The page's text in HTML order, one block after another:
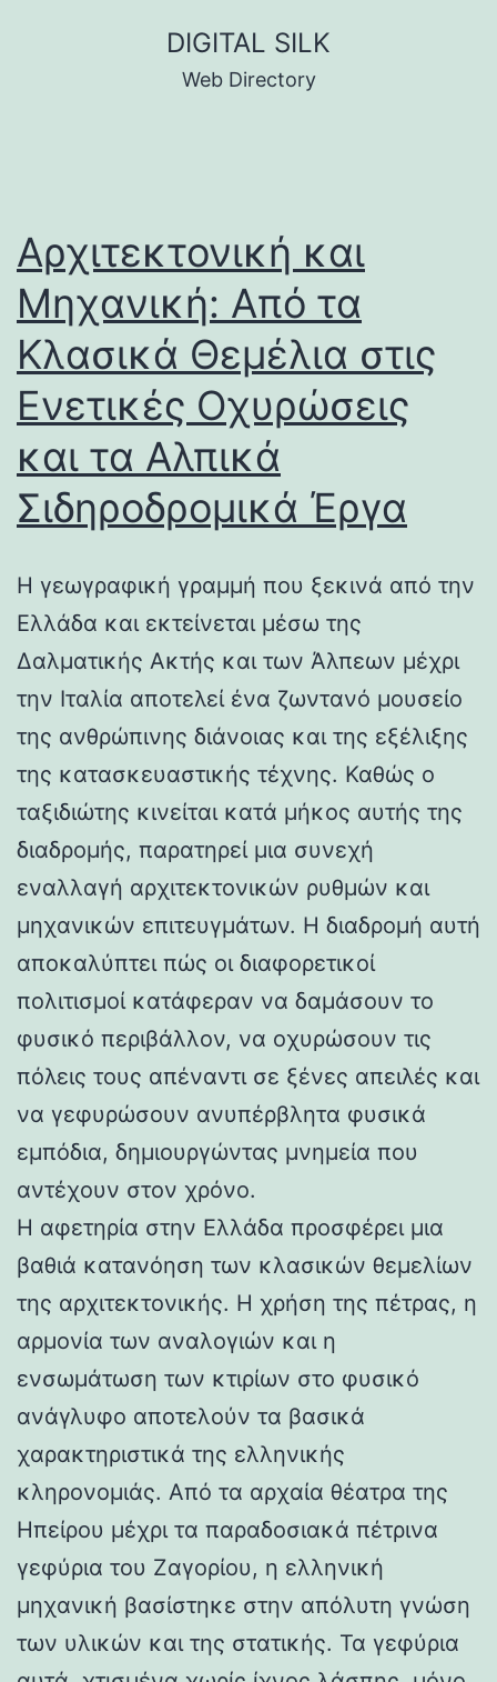
DIGITAL SILK
Web Directory
Αρχιτεκτονική και
Μηχανική: Από τα
Κλασικά Θεμέλια στις
Ενετικές Οχυρώσεις
και τα Αλπικά
Σιδηροδρομικά Έργα
Η γεωγραφική γραμμή που ξεκινά από την
Ελλάδα και εκτείνεται μέσω της
Δαλματικής Ακτής και των Άλπεων μέχρι
την Ιταλία αποτελεί ένα ζωντανό μουσείο
της ανθρώπινης διάνοιας και της εξέλιξης
της κατασκευαστικής τέχνης. Καθώς ο
ταξιδιώτης κινείται κατά μήκος αυτής της
διαδρομής, παρατηρεί μια συνεχή
εναλλαγή αρχιτεκτονικών ρυθμών και
μηχανικών επιτευγμάτων. Η διαδρομή αυτή
αποκαλύπτει πώς οι διαφορετικοί
πολιτισμοί κατάφεραν να δαμάσουν το
φυσικό περιβάλλον, να οχυρώσουν τις
πόλεις τους απέναντι σε ξένες απειλές και
να γεφυρώσουν ανυπέρβλητα φυσικά
εμπόδια, δημιουργώντας μνημεία που
αντέχουν στον χρόνο.
Η αφετηρία στην Ελλάδα προσφέρει μια
βαθιά κατανόηση των κλασικών θεμελίων
της αρχιτεκτονικής. Η χρήση της πέτρας, η
αρμονία των αναλογιών και η
ενσωμάτωση των κτιρίων στο φυσικό
ανάγλυφο αποτελούν τα βασικά
χαρακτηριστικά της ελληνικής
κληρονομιάς. Από τα αρχαία θέατρα της
Ηπείρου μέχρι τα παραδοσιακά πέτρινα
γεφύρια του Ζαγορίου, η ελληνική
μηχανική βασίστηκε στην απόλυτη γνώση
των υλικών και της στατικής. Τα γεφύρια